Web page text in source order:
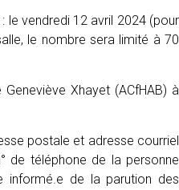
: le vendredi 12 avril 2024 (pour
le nombre sera limité à 70
Geneviève Xhayet (ACfHAB) à
postale et adresse courriel
de téléphone de la personne
informé.e de la parution des